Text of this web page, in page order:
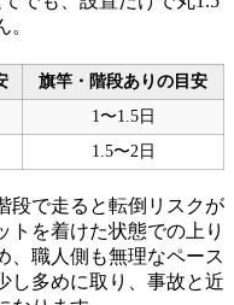
旗竿・階段ありの目安
1〜1.5日
1.5〜2日
段で走ると転倒リスクが
トを着けた状態での上り
、職人側も無理なペース
し多めに取り、事故と近